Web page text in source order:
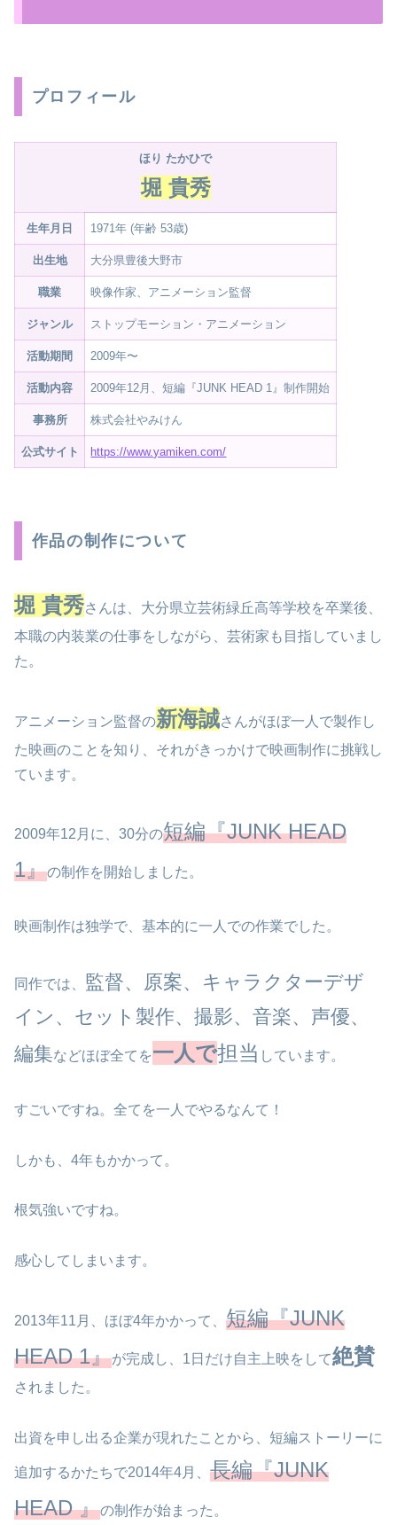
プロフィール
ほり たかひで
堀 貴秀
生年月日 1971年 (年齢 53歳)
出生地 大分県豊後大野市
職業 映像作家、アニメーション監督
ジャンル ストップモーション・アニメーション
活動期間 2009年〜
活動内容 2009年12月、短編『JUNK HEAD 1』制作開始
事務所 株式会社やみけん
公式サイト https://www.yamiken.com/
作品の制作について
堀 貴秀さんは、大分県立芸術緑丘高等学校を卒業後、
本職の内装業の仕事をしながら、芸術家も目指していまし
た。
アニメーション監督の新海誠さんがほぼ一人で製作し
た映画のことを知り、それがきっかけで映画制作に挑戦し
ています。
2009年12月に、30分の短編『JUNK HEAD
1』の制作を開始しました。
映画制作は独学で、基本的に一人での作業でした。
同作では、 監督、原案、キャラクターデザ
イン、セット製作、撮影、音楽、声優、
編集などほぼ全てを一人で担当 しています。
すごいですね。全てを一人でやるなんて！
しかも、4年もかかって。
根気強いですね。
感心してしまいます。
2013年11月、ほぼ4年かかって、 短編『JUNK
HEAD 1』が完成し、1日だけ自主上映をして絶賛
されました。
出資を申し出る企業が現れたことから、短編ストーリーに
追加するかたちで2014年4月、 長編『JUNK
HEAD 』の制作が始まった。